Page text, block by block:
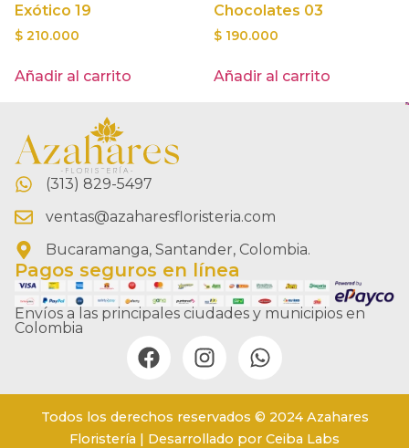
Exótico 19
$ 210.000
Añadir al carrito
Chocolates 03
$ 190.000
Añadir al carrito
(313) 829-5497
ventas@azaharesfloristeria.com
Bucaramanga, Santander, Colombia.
Pagos seguros en línea
Envíos a las principales ciudades y municipios en
Colombia
Todos los derechos reservados © 2024 Azahares
Floristería | Desarrollado por Ceiba Labs